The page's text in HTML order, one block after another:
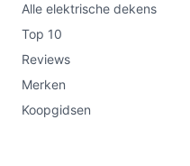
Alle elektrische dekens
Top 10
Reviews
Merken
Koopgidsen